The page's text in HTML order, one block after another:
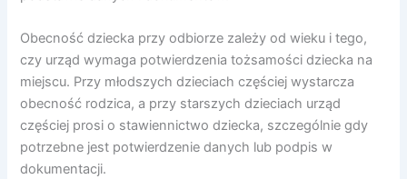
Obecność dziecka przy odbiorze zależy od wieku i tego,
czy urząd wymaga potwierdzenia tożsamości dziecka na
miejscu. Przy młodszych dzieciach częściej wystarcza
obecność rodzica, a przy starszych dzieciach urząd
częściej prosi o stawiennictwo dziecka, szczególnie gdy
potrzebne jest potwierdzenie danych lub podpis w
dokumentacji.